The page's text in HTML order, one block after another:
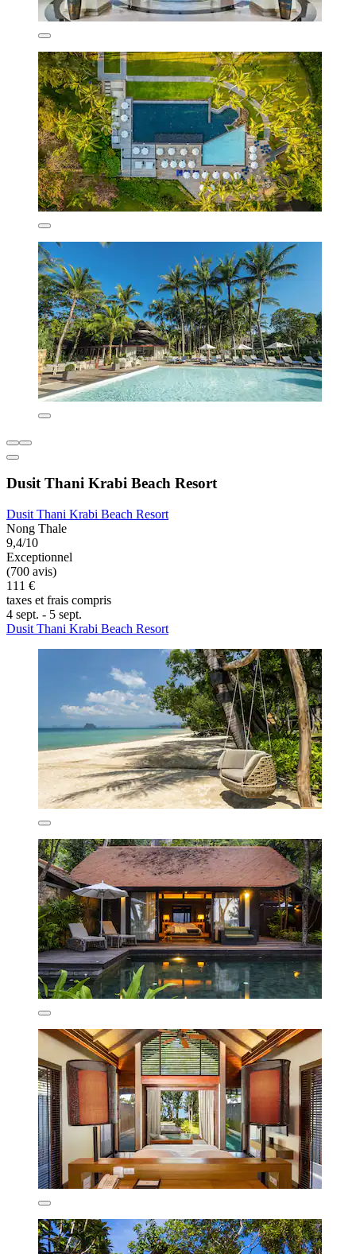
Dusit Thani Krabi Beach Resort
Dusit Thani Krabi Beach Resort
Nong Thale
9,4/10
Exceptionnel
(700 avis)
111 €
taxes et frais compris
4 sept. - 5 sept.
Dusit Thani Krabi Beach Resort